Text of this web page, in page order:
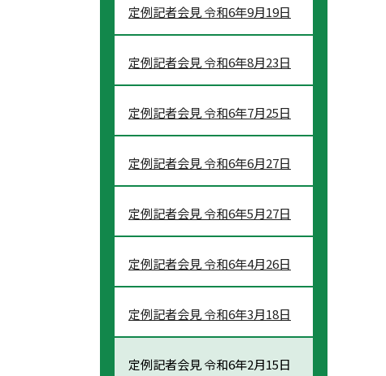
定例記者会見 令和6年9月19日
定例記者会見 令和6年8月23日
定例記者会見 令和6年7月25日
定例記者会見 令和6年6月27日
定例記者会見 令和6年5月27日
定例記者会見 令和6年4月26日
定例記者会見 令和6年3月18日
定例記者会見 令和6年2月15日